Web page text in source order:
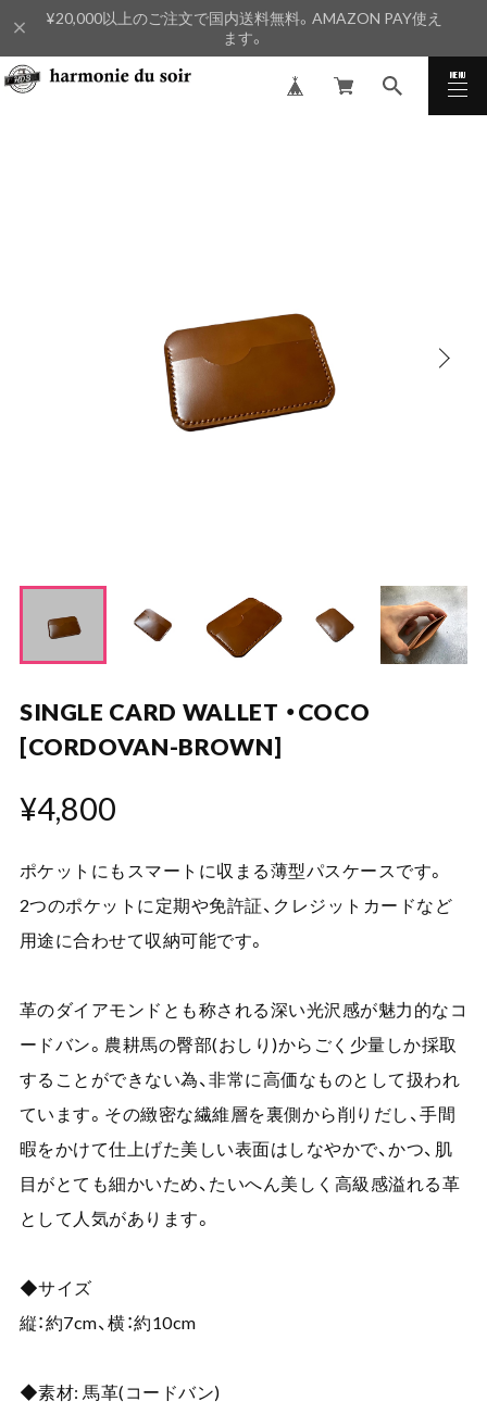
¥20,000以上のご注文で国内送料無料。AMAZON PAY使え
ます。
MENU
CLOSE
SINGLE CARD WALLET ・COCO
[CORDOVAN-BROWN]
¥4,800
ポケットにもスマートに収まる薄型パスケースです。
2つのポケットに定期や免許証、クレジットカードなど
用途に合わせて収納可能です。
革のダイアモンドとも称される深い光沢感が魅力的なコ
ードバン。農耕馬の臀部(おしり)からごく少量しか採取
することができない為、非常に高価なものとして扱われ
ています。その緻密な繊維層を裏側から削りだし、手間
暇をかけて仕上げた美しい表面はしなやかで、かつ、肌
目がとても細かいため、たいへん美しく高級感溢れる革
として人気があります。
◆サイズ
縦：約7cm、横：約10cm
◆素材: 馬革(コードバン)